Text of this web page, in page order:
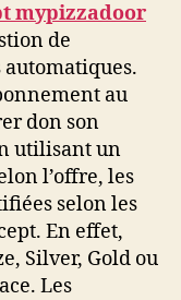
mypizzadoor
de
automatiques.
au
don son
utilisant un
l’offre, les
selon les
En effet,
Silver, Gold ou
Les